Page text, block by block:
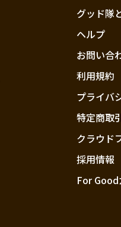
グッド隊
ヘルプ
お問い合
利用規約
プライバ
特定商取
クラウド
採用情報
For